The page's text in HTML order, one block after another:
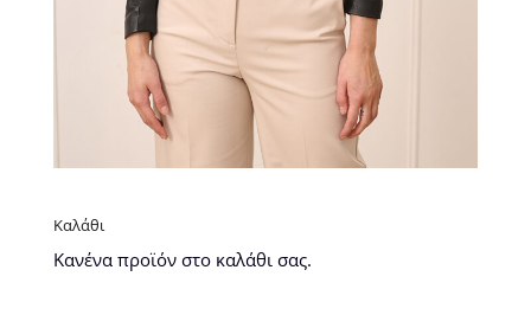
Καλάθι
Κανένα προϊόν στο καλάθι σας.